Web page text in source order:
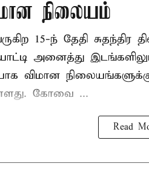
நிலையம்
15-ந் தேதி
அனைத்து இடங்களிலும்
விமான
கோவை ...
Read